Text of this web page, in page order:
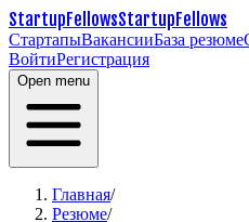
StartupFellowsStartupFellows
СтартапыВакансииБаза резюме
ВойтиРегистрация
Open menu
Главная/
Резюме/